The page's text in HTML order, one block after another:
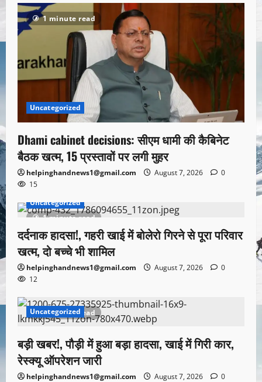
1 minute read
Uncategorized
Dhami cabinet decisions: सीएम धामी की कैबिनेट
बैठक खत्म, 15 प्रस्तावों पर लगी मुहर
helpinghandnews1@gmail.com August 7, 2026
0
15
1 minute read
Uncategorized
दर्दनाक हादसा!, गहरी खाई में बोलेरो गिरने से पूरा परिवार
खत्म, दो बच्चे भी शामिल
helpinghandnews1@gmail.com August 7, 2026
0
12
1 minute read
Uncategorized
बड़ी खबर!, पौड़ी में हुआ बड़ा हादसा, खाई में गिरी कार,
रेस्क्यू ऑपरेशन जारी
helpinghandnews1@gmail.com August 7, 2026
0